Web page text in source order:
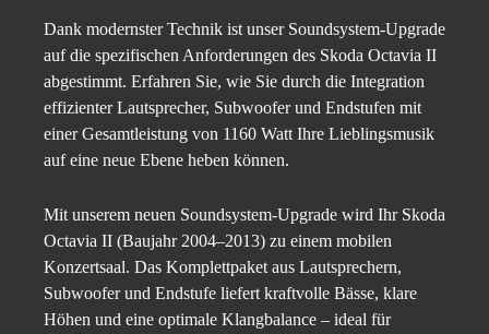
Dank modernster Technik ist unser Soundsystem-Upgrade
auf die spezifischen Anforderungen des Skoda Octavia II
abgestimmt. Erfahren Sie, wie Sie durch die Integration
effizienter Lautsprecher, Subwoofer und Endstufen mit
einer Gesamtleistung von 1160 Watt Ihre Lieblingsmusik
auf eine neue Ebene heben können.
Mit unserem neuen Soundsystem-Upgrade wird Ihr Skoda
Octavia II (Baujahr 2004–2013) zu einem mobilen
Konzertsaal. Das Komplettpaket aus Lautsprechern,
Subwoofer und Endstufe liefert kraftvolle Bässe, klare
Höhen und eine optimale Klangbalance – ideal für